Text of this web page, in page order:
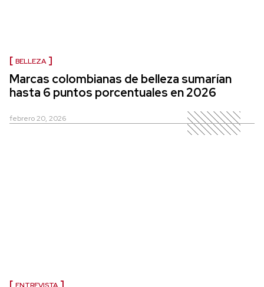
BELLEZA
Marcas colombianas de belleza sumarían
hasta 6 puntos porcentuales en 2026
febrero 20, 2026